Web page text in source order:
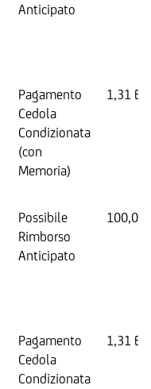
Anticipato
Pagamento
Cedola
Condizionata
(con
Memoria)
1,31
Possibile
Rimborso
Anticipato
100,00
Pagamento
Cedola
Condizionata
1,31